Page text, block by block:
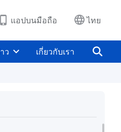
แอปบนมือถือ ไทย
ว เกี่ยวกับเรา
ที่ 428 เมื่อความปรารถนาใน
พรของฉันพังทลายลง